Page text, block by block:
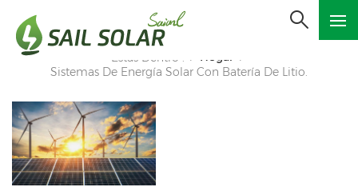
Estás Dentro : Hogar
Sistemas De Energía Solar Con Batería De Litio.